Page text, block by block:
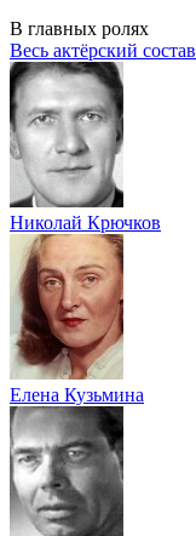
В главных ролях
Весь актёрский состав
Николай Крючков
Елена Кузьмина